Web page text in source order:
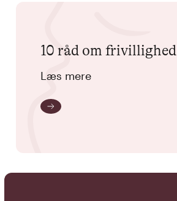
10 råd om frivillighed
Læs mere